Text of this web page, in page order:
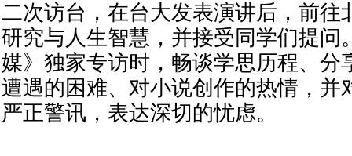
二次访台，在台大发表演讲后，前往
研究与人生智慧，并接受同学们提问
媒》独家专访时，畅谈学思历程、分
遭遇的困难、对小说创作的热情，并
严正警讯，表达深切的忧虑。